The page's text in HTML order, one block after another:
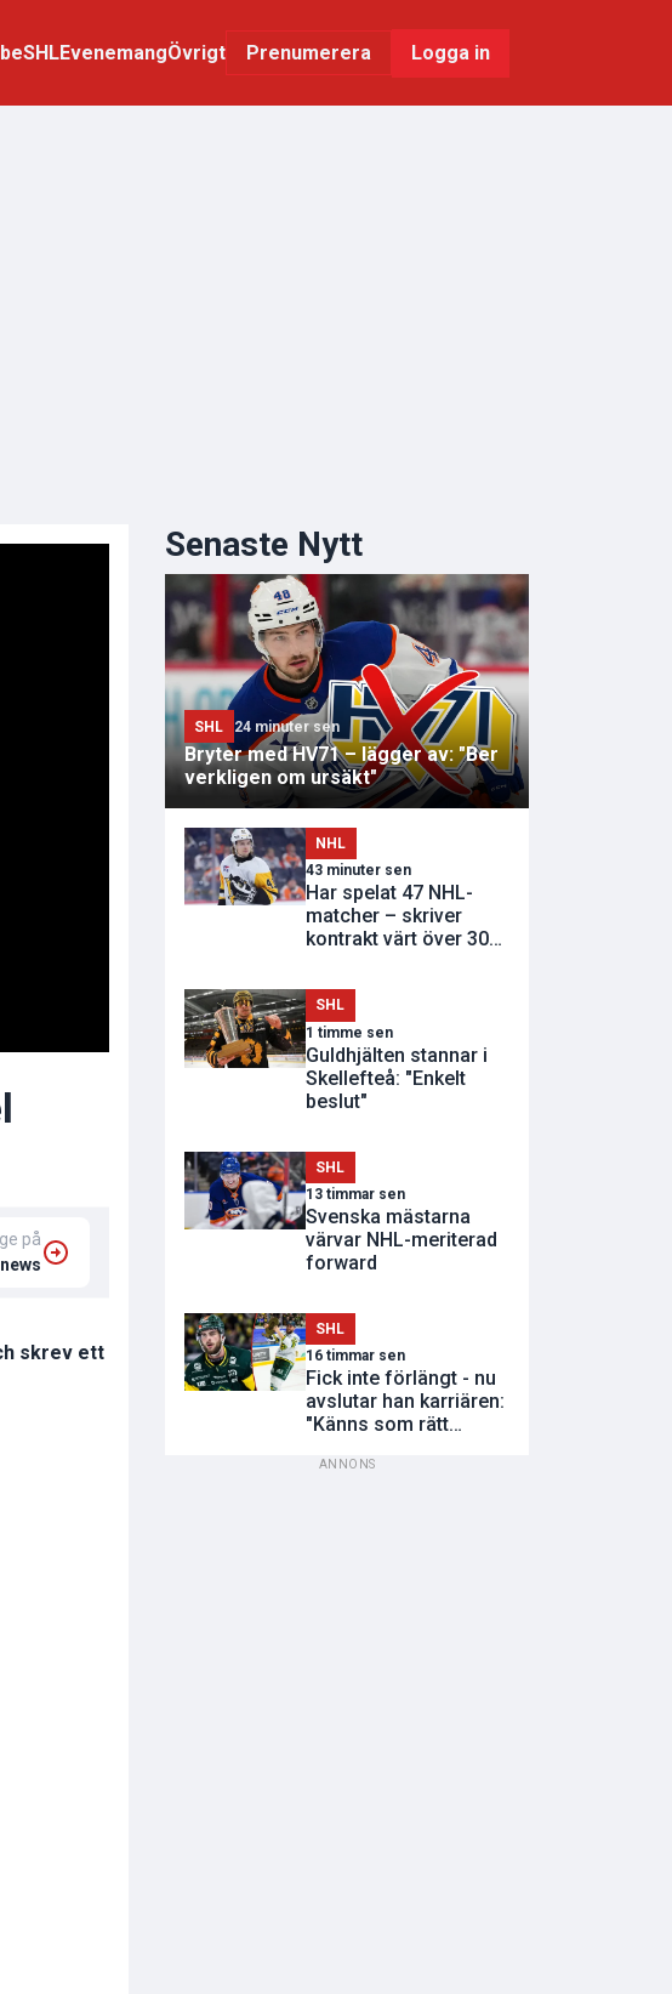
SHLEvenemangÖvrigt Prenumerera Logga in
på
skrev ett
Senaste Nytt
SHL 24 minuter sen
Bryter med HV71 – lägger av: "Ber
verkligen om ursäkt"
NHL
43 minuter sen
Har spelat 47 NHL-
matcher – skriver
kontrakt värt över 300
SHL
1 timme sen
Guldhjälten stannar i
Skellefteå: "Enkelt
beslut"
SHL
13 timmar sen
Svenska mästarna
värvar NHL-meriterad
forward
SHL
16 timmar sen
Fick inte förlängt - nu
avslutar han karriären:
"Känns som rätt
ANNONS